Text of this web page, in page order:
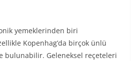
yemeklerinden biri
Kopenhag’da birçok ünlü
bulunabilir. Geleneksel reçeteleri